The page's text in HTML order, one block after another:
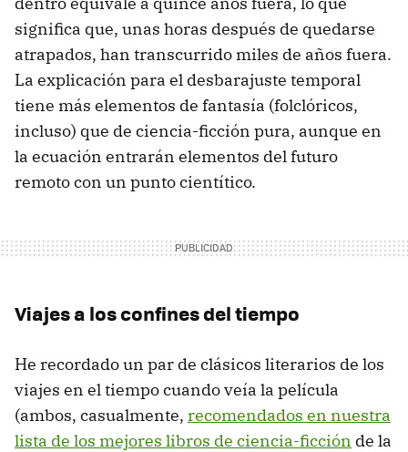
significa que, unas horas después de quedarse
atrapados, han transcurrido miles de años fuera.
La explicación para el desbarajuste temporal
tiene más elementos de fantasía (folclóricos,
incluso) que de ciencia-ficción pura, aunque en
la ecuación entrarán elementos del futuro
remoto con un punto cientítico.
Viajes a los confines del tiempo
He recordado un par de clásicos literarios de los
viajes en el tiempo cuando veía la película
(ambos, casualmente, recomendados en nuestra
lista de los mejores libros de ciencia-ficción de la